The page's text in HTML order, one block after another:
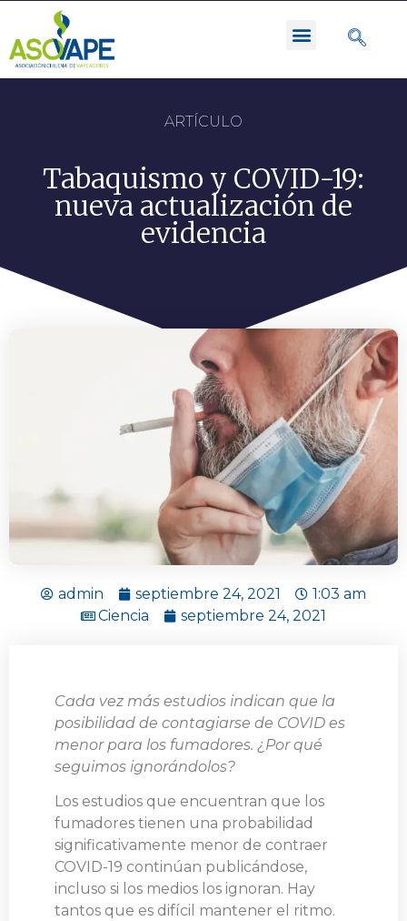
ARTÍCULO
Tabaquismo y COVID-19:
nueva actualización de
evidencia
admin septiembre 24, 2021
1:03 am
Ciencia
septiembre 24, 2021
Cada vez más estudios indican que la
posibilidad de contagiarse de COVID es
menor para los fumadores. ¿Por qué
seguimos ignorándolos?
Los estudios que encuentran que los
fumadores tienen una probabilidad
significativamente menor de contraer
COVID-19 continúan publicándose,
incluso si los medios los ignoran. Hay
tantos que es difícil mantener el ritmo.